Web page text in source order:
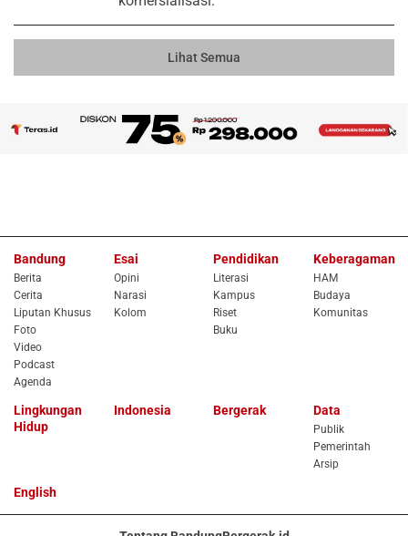
Lihat Semua
Bandung
Berita
Cerita
Liputan Khusus
Foto
Video
Podcast
Agenda
Esai
Opini
Narasi
Kolom
Pendidikan
Literasi
Kampus
Riset
Buku
Keberagaman
HAM
Budaya
Komunitas
Lingkungan
Hidup
Indonesia Bergerak Data
Publik
Pemerintah
Arsip
English